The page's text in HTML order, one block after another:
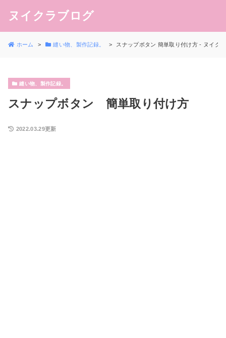
ヌイクラブログ
ホーム 縫い物、製作記録。 スナップボタン 簡単取り付け方 - ヌイク
縫い物、製作記録。
スナップボタン 簡単取り付け方
2022.03.29更新